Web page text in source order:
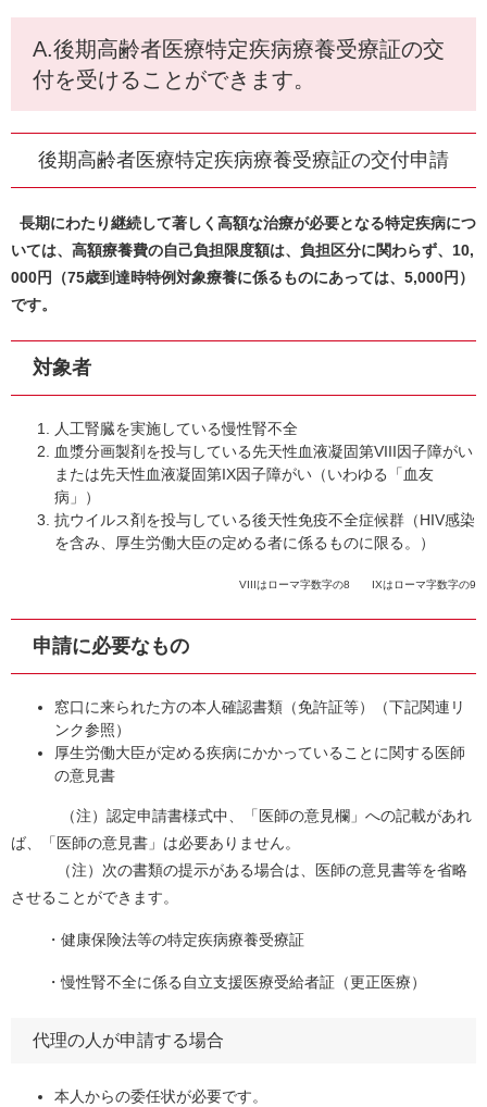
A.後期高齢者医療特定疾病療養受療証の交
付を受けることができます。
後期高齢者医療特定疾病療養受療証の交付申請
長期にわたり継続して著しく高額な治療が必要となる特定疾病につ
いては、高額療養費の自己負担限度額は、負担区分に関わらず、10,
000円（75歳到達時特例対象療養に係るものにあっては、5,000円）
です。
対象者
人工腎臓を実施している慢性腎不全
血漿分画製剤を投与している先天性血液凝固第VIII因子障がい
または先天性血液凝固第IX因子障がい（いわゆる「血友
病」）
抗ウイルス剤を投与している後天性免疫不全症候群（HIV感染
を含み、厚生労働大臣の定める者に係るものに限る。）
VIIIはローマ字数字の8 IXはローマ字数字の9
申請に必要なもの
窓口に来られた方の本人確認書類（免許証等）（下記関連リ
ンク参照）
厚生労働大臣が定める疾病にかかっていることに関する医師
の意見書
（注）認定申請書様式中、「医師の意見欄」への記載があれ
ば、「医師の意見書」は必要ありません。
（注）次の書類の提示がある場合は、医師の意見書等を省略
させることができます。
・健康保険法等の特定疾病療養受療証
・慢性腎不全に係る自立支援医療受給者証（更正医療）
代理の人が申請する場合
本人からの委任状が必要です。